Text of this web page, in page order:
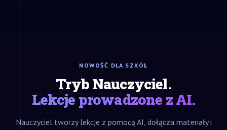
NOWOŚĆ DLA SZKÓŁ
Tryb Nauczyciel.
Lekcje prowadzone z AI.
Nauczyciel tworzy lekcje z pomocą AI, dołącza materiały i